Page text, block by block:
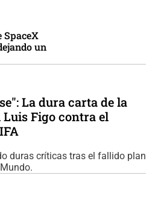
SpaceX
un
La dura carta de la
Figo contra el
duras críticas tras el fallido plan